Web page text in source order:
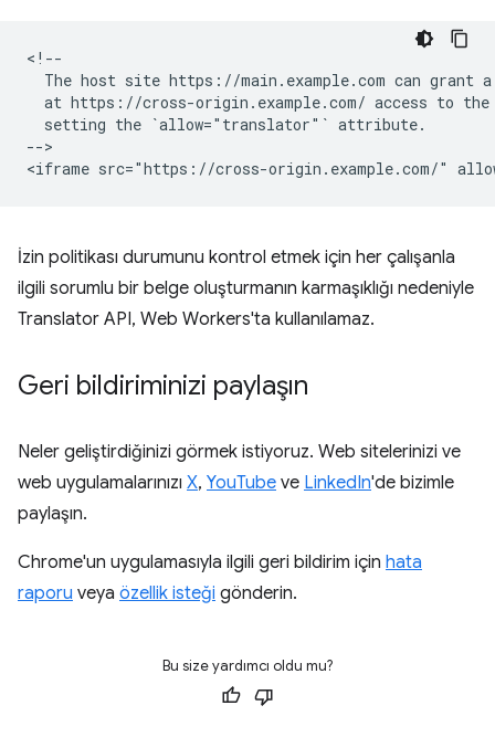
<!--
The host site https://main.example.com can grant
at https://cross-origin.example.com/ access to
  setting the `allow="translator"` attribute.
-->
İzin politikası durumunu kontrol etmek için her çalışanla
ilgili sorumlu bir belge oluşturmanın karmaşıklığı nedeniyle
Translator API, Web Workers'ta kullanılamaz.
Geri bildiriminizi paylaşın
Neler geliştirdiğinizi görmek istiyoruz. Web sitelerinizi ve
web uygulamalarınızı X, YouTube ve LinkedIn'de bizimle
paylaşın.
Chrome'un uygulamasıyla ilgili geri bildirim için hata
raporu veya özellik isteği gönderin.
Bu size yardımcı oldu mu?